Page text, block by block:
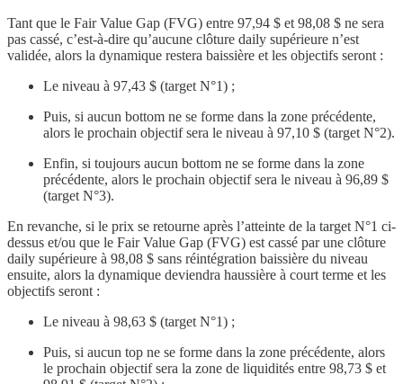
Tant que le Fair Value Gap (FVG) entre 97,94 $ et 98,08 $ ne sera
pas cassé, c’est-à-dire qu’aucune clôture daily supérieure n’est
validée, alors la dynamique restera baissière et les objectifs seront :
Le niveau à 97,43 $ (target N°1) ;
Puis, si aucun bottom ne se forme dans la zone précédente,
alors le prochain objectif sera le niveau à 97,10 $ (target N°2).
Enfin, si toujours aucun bottom ne se forme dans la zone
précédente, alors le prochain objectif sera le niveau à 96,89 $
(target N°3).
En revanche, si le prix se retourne après l’atteinte de la target N°1 ci-
dessus et/ou que le Fair Value Gap (FVG) est cassé par une clôture
daily supérieure à 98,08 $ sans réintégration baissière du niveau
ensuite, alors la dynamique deviendra haussière à court terme et les
objectifs seront :
Le niveau à 98,63 $ (target N°1) ;
Puis, si aucun top ne se forme dans la zone précédente, alors
le prochain objectif sera la zone de liquidités entre 98,73 $ et